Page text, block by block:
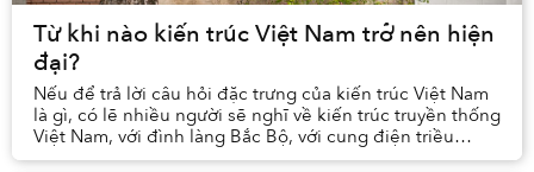
Từ khi nào kiến trúc Việt Nam trở nên hiện
đại?
Nếu để trả lời câu hỏi đặc trưng của kiến trúc Việt Nam
là gì, có lẽ nhiều người sẽ nghĩ về kiến trúc truyền thống
Việt Nam, với đình làng Bắc Bộ, với cung điện triều
Nguyễn, v.v.. Kiến trúc cổ dường ...